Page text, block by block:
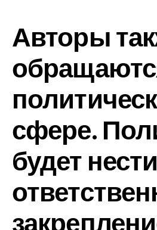
Авторы
сфере.
будет нести